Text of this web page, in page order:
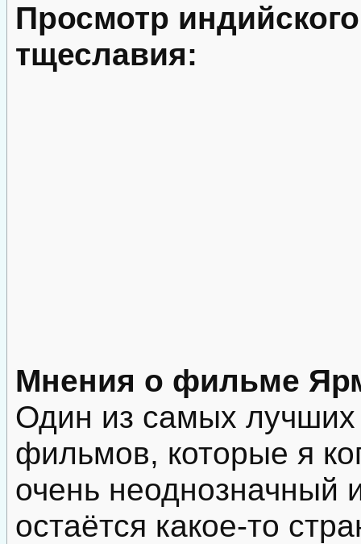
Просмотр
тщеславия:
Мнения о фильме
Один из самых
фильмов, которые я
очень неоднозначный
остаётся какое-то